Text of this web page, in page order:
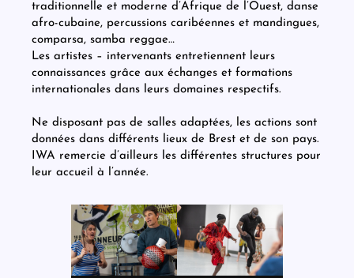
traditionnelle et moderne d’Afrique de l’Ouest, danse
afro-cubaine, percussions caribéennes et mandingues,
comparsa, samba reggae…
Les artistes – intervenants entretiennent leurs
connaissances grâce aux échanges et formations
internationales dans leurs domaines respectifs.
Ne disposant pas de salles adaptées, les actions sont
données dans différents lieux de Brest et de son pays.
IWA remercie d’ailleurs les différentes structures pour
leur accueil à l’année.